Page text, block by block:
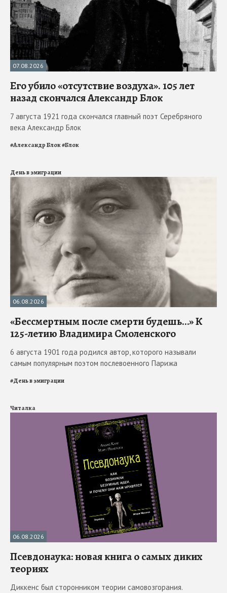
07.08.2026
Его убило «отсутствие воздуха». 105 лет
назад скончался Александр Блок
7 августа 1921 года скончался главный поэт Серебряного
века Александр Блок
#Александр Блок#Блок
День в эмиграции
06.08.2026
«Бессмертным после смерти будешь…» К
125-летию Владимира Смоленского
6 августа 1901 года родился автор, которого называли
самым популярным поэтом послевоенного Парижа
#День в эмиграции
Читалка
06.08.2026
Псевдонаука: новая книга о самых диких
теориях
Диккенс был сторонником теории самовозгорания.